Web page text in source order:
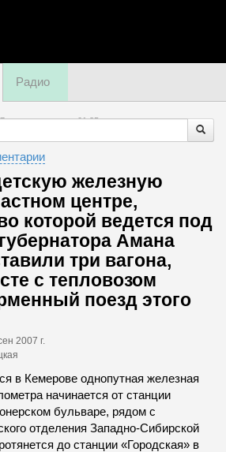
Радио
7 августа, четверг,01:35
железную
центре,
которой ведется под
Амана
три вагона,
с тепловозом
поезд этого
2007 г.
в Кемерове однопутная железная
начинается от станции
бульваре, рядом с
отделения Западно-Сибирской
до станции «Городская» в